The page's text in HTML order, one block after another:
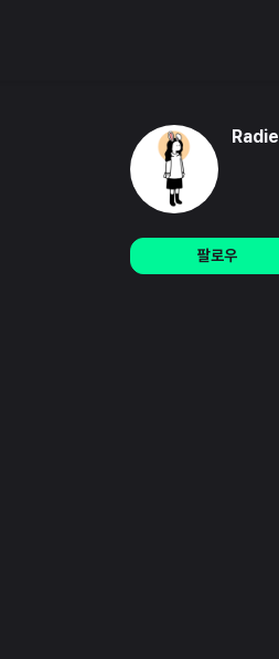
Radie
팔로우